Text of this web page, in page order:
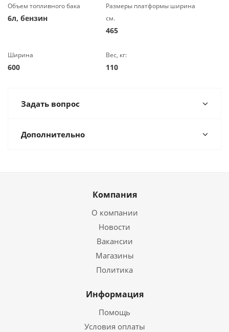
Объем топливного бака
6л, бензин
Размеры платформы ширина
см.
465
Ширина
600
Вес, кг:
110
Задать вопрос
Дополнительно
Компания
О компании
Новости
Вакансии
Магазины
Политика
Информация
Помощь
Условия оплаты